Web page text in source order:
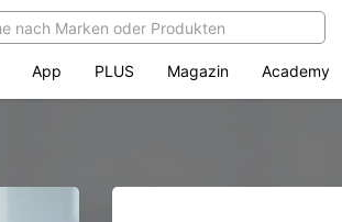
App PLUS Magazin Academy